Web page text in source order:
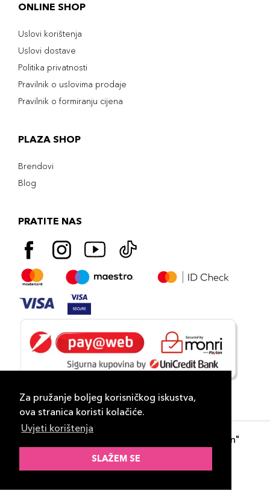
Za pružanje boljeg korisničkog iskustva,
ova stranica koristi kolačiće.
Uvjeti korištenja
SLAŽEM SE
ONLINE SHOP
Uslovi korištenja
Uslovi dostave
Politika privatnosti
Pravilnik o uslovima prodaje
Pravilnik o formiranju cijena
PLAZA SHOP
Brendovi
Blog
PRATITE NAS
- "DP Lux Distribution"
d.o.o. Banja Luka
ID-S Consulting d.o.o. Sarajevo